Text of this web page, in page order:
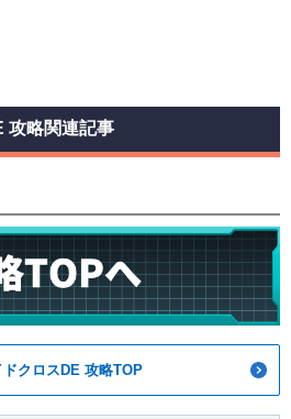
攻略関連記事
クロスDE 攻略TOP